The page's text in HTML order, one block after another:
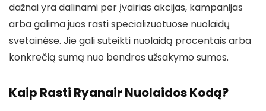
dažnai yra dalinami per įvairias akcijas, kampanijas
arba galima juos rasti specializuotuose nuolaidų
svetainėse. Jie gali suteikti nuolaidą procentais arba
konkrečią sumą nuo bendros užsakymo sumos.
Kaip Rasti Ryanair Nuolaidos Kodą?